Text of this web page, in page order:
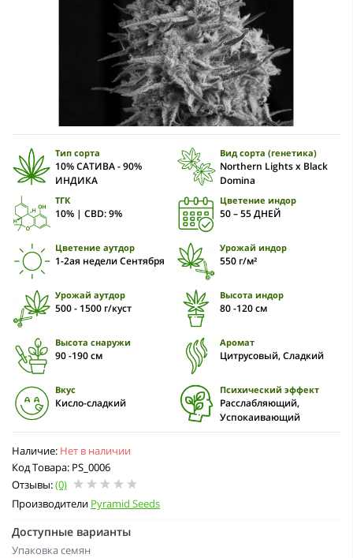
Наличие: Нет в наличии
Код Товара: PS_0006
Отзывы:(0)
Производители Pyramid Seeds
Тип сорта
10% САТИВА - 90%
ИНДИКА
Вид сорта (генетика)
Northern Lights x Black
Domina
ТГК
10% | CBD: 9%
Цветение индор
50 – 55 ДНЕЙ
Цветение аутдор
1-2ая недели Сентября
Урожай индор
550 г/м²
Урожай аутдор
500 - 1500 г/куст
Высота индор
80 -120 см
Высота снаружи
90 -190 см
Аромат
Цитрусовый, Сладкий
Вкус
Кисло-сладкий
Психический эффект
Расслабляющий,
Успокаивающий
Доступные варианты
Упаковка семян